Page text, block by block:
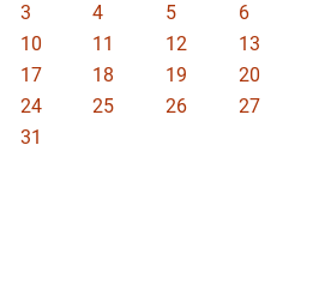
3 4 5
6
10 11 12
13
17 18 19
20
24 25 26
27
31